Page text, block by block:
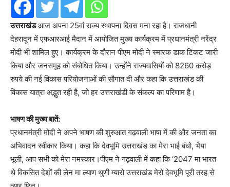
उत्तराखंडआज अपना 25वां राज्य स्थापना दिवस मना रहा है। राजधानी
देहरादून में एफआरआई मैदान में आयोजित मुख्य कार्यक्रम में प्रधानमंत्री नरेंद्र
मोदी भी शामिल हुए। कार्यक्रम के दौरान पीएम मोदी ने स्मारक डाक टिकट जारी
किया और जनसमूह को संबोधित किया। उन्होंने राज्यवासियों को 8260 करोड़
रुपये की नई विकास परियोजनाओं की सौगात दी और कहा कि उत्तराखंड की
विकास यात्रा अद्भुत रही है, जो हर उत्तराखंडी के संकल्प का परिणाम है।
भाषण की मुख्य बातें:
प्रधानमंत्री मोदी ने अपने भाषण की शुरुआत गढ़वाली भाषा में की और जनता का
अभिवादन स्वीकार किया। कहा कि देवभूमि उत्तराखंड का मेरा भाई बंधो, भैया
भूली, आप सभी को मेरा नमस्कार।पीएम ने गढ़वाली में कहा कि ‘2047 मा भारत
थे विकसित देशों की लेन मा ल्याण थुणी म्यारो उत्तराखंड मेरो देवभूमि पूरी तरह से